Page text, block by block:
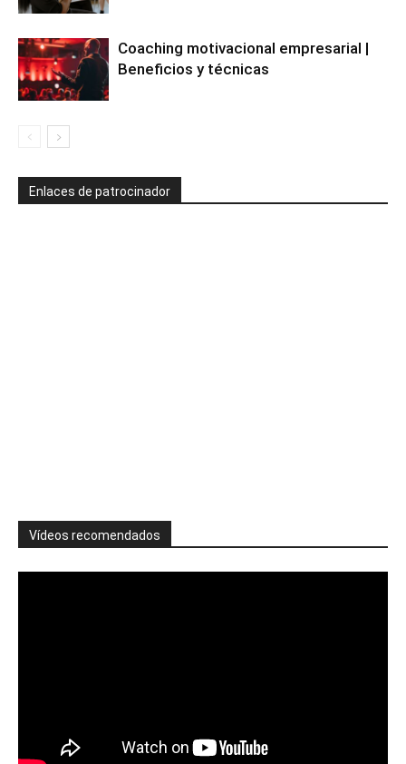
Coaching motivacional empresarial |
Beneficios y técnicas
Enlaces de patrocinador
Vídeos recomendados